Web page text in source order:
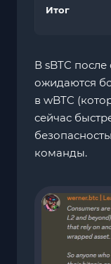
Итог
В sBTC
ожидаются
в wBTC
сейчас
команды.